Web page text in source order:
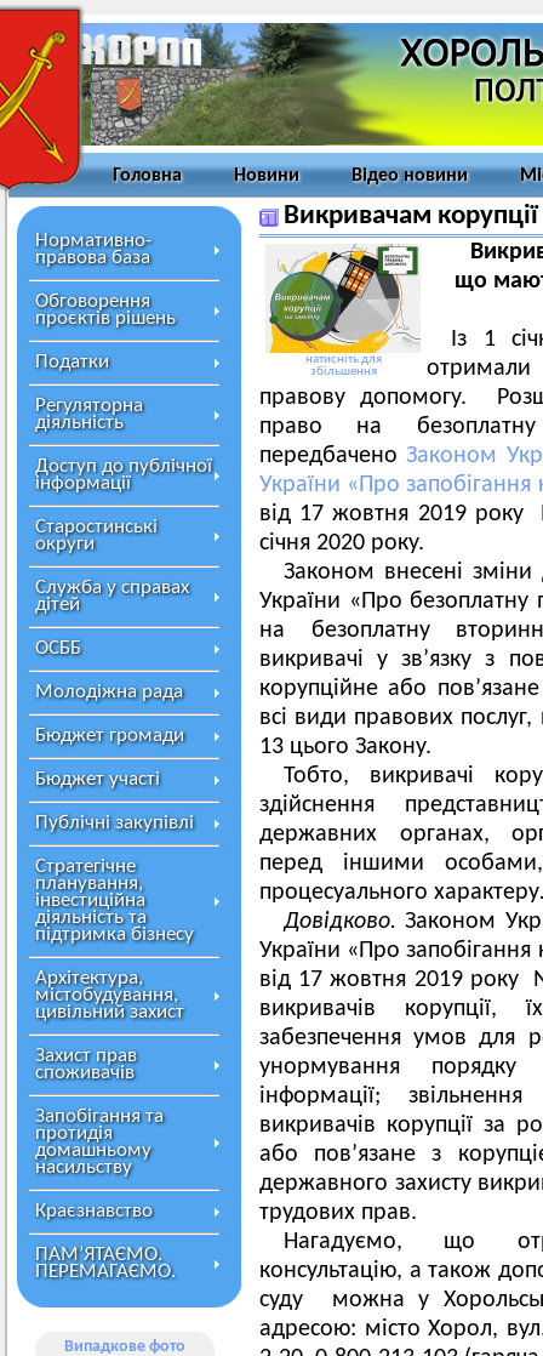
Головна Новини Відео новини
Нормативно-
правова база
Обговорення
проєктів рішень
Податки
Регуляторна
діяльність
Доступ до публічної
інформації
Старостинські
округи
Служба у справах
дітей
ОСББ
Молодіжна рада
Бюджет громади
Бюджет участі
Публічні закупівлі
Стратегічне
планування,
інвестиційна
діяльність та
підтримка бізнесу
Архітектура,
містобудування,
цивільний захист
Захист прав
споживачів
Запобігання та
протидія
домашньому
насильству
Краєзнавство
ПАМ’ЯТАЄМО.
ПЕРЕМАГАЄМО.
Випадкове фото
Викривачам корупції
натисніть для
збільшення
що
Із 1
правову допомогу.
право на
передбаченоЗаконом
України «Про запобігання
від 17 жовтня 2019
січня 2020 року.
Законом внесені зміни
України «Про
на безоплатну
викривачі у зв’язку з
корупційне або
всі види правових
13 цього Закону.
Тобто, викривачі
здійснення
державних органах,
перед іншими
процесуального характеру
Довідково. Законом
України «Про запобігання
від 17 жовтня 2019 року
викривачів корупції,
забезпечення умов для
унормування порядку
інформації;
викривачів корупції за
або пов’язане з
державного захисту
трудових прав.
Нагадуємо, що
консультацію, а також
суду можна у
адресою: місто Хорол,